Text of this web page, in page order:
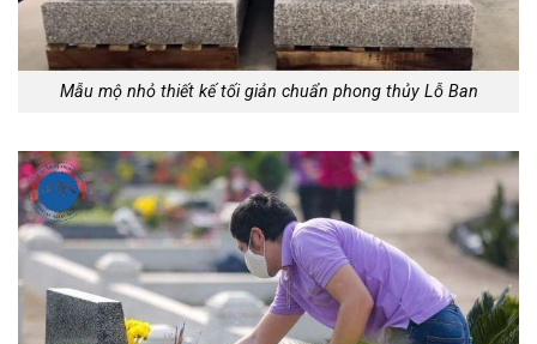
Mẫu mộ nhỏ thiết kế tối giản chuẩn phong thủy Lỗ Ban